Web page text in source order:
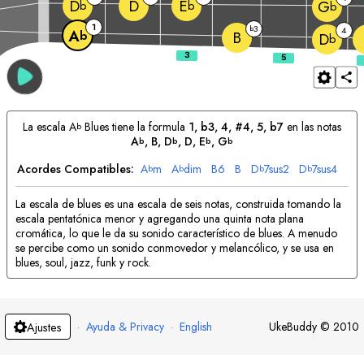
Ab 1 B b3
Db 4
Db D Eb Gb
La escala Ab Blues tiene la formula 1, b3, 4, #4, 5, b7 en las notas
Ab, B, Db, D, Eb, Gb
Acordes Compatibles: Abm Abdim B6 B Db7sus2 Db7sus4
La escala de blues es una escala de seis notas, construida tomando la
escala pentatónica menor y agregando una quinta nota plana
cromática, lo que le da su sonido característico de blues. A menudo
se percibe como un sonido conmovedor y melancólico, y se usa en
blues, soul, jazz, funk y rock.
Ajustes · Ayuda & Privacy · English UkeBuddy © 2010